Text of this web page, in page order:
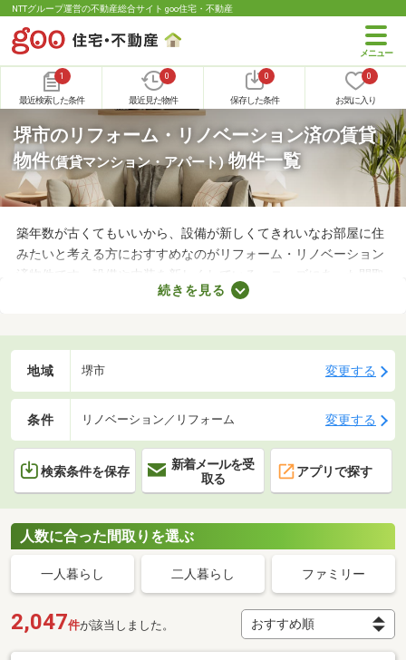
NTTグループ運営の不動産総合サイト goo住宅・不動産
1
最近検索した条件
0
最近見た物件
0
保存した条件
0
お気に入り
堺市のリフォーム・リノベーション済の賃貸
物件(賃貸マンション・アパート)物件一覧
築年数が古くてもいいから、設備が新しくてきれいなお部屋に住
みたいと考える方におすすめなのがリフォーム・リノベーション
済物件です。設備や内装を新しくしている・ニーズにあった間取
りに変えているなど、住みやすさが格段にアップしていることが
べて、気になるお部屋を見つけましょう。
続きを見る
地域 堺市 変更する
条件 リノベーション／リフォーム 変更する
検索条件を保存
新着メールを受
取る
アプリで探す
人数に合った間取りを選ぶ
一人暮らし 二人暮らし ファミリー
2,047件が該当しました。